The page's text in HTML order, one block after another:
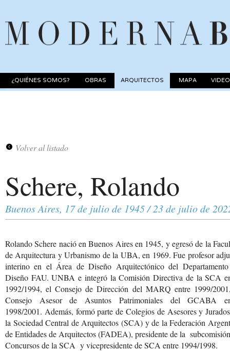
¿QUIÉNES SOMOS? OBRAS ARQUITECTOS MAPA
Volver al listado
Schere, Rolando
Buenos Aires, 17 de julio de 1945 / 23 de julio de
Rolando Schere nació en Buenos Aires en 1945, y egresó de la
de Arquitectura y Urbanismo de la UBA, en 1969. Fue profesor
interino en el Área de Diseño Arquitectónico del
Diseño FAU. UNBA e integró la Comisión Directiva de la SCA
1992/1994, el Consejo de Dirección del MARQ entre 1999/
Consejo Asesor de Asuntos Patrimoniales del GCABA
1998/2001. Además, formó parte de Colegios de Asesores y
la Sociedad Central de Arquitectos (SCA) y de la Federación
de Entidades de Arquitectos (FADEA), presidente de la
Concursos de la SCA y vicepresidente de SCA entre 1994/1998.